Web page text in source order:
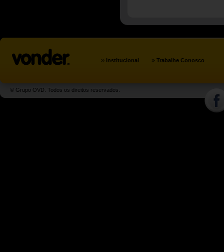
» Institucional » Trabalhe Conosco
© Grupo OVD. Todos os direitos reservados.